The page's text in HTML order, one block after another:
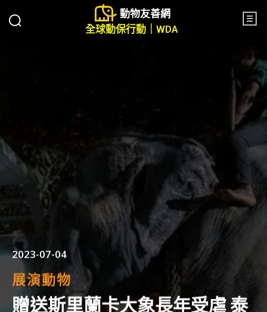
動物友善網
全球動保行動｜WDA
2023-07-04
展演動物
贈送斯里蘭卡大象長年受虐 泰